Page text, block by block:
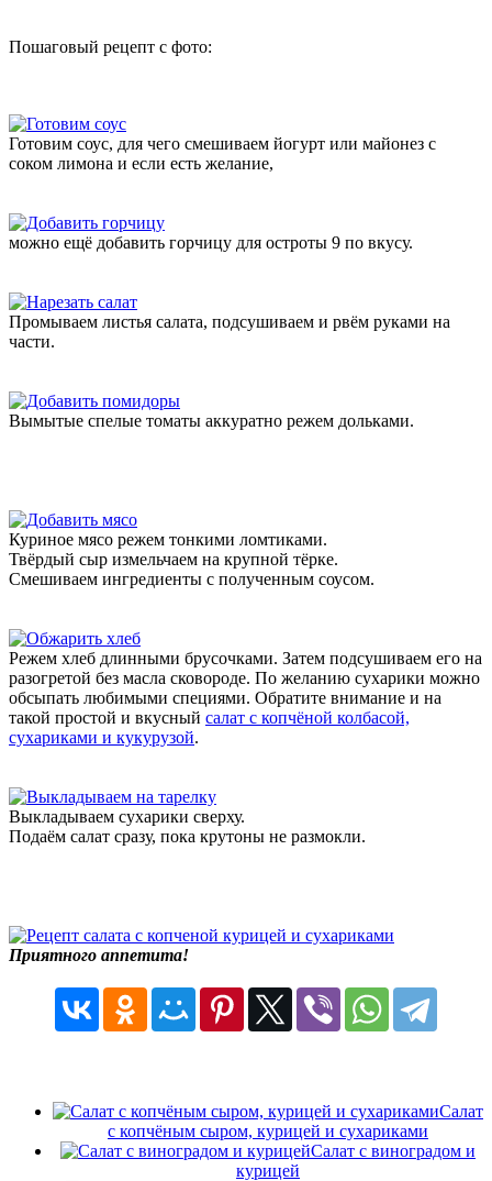
Пошаговый рецепт с фото:
Готовим соус, для чего смешиваем йогурт или майонез с
соком лимона и если есть желание,
можно ещё добавить горчицу для остроты 9 по вкусу.
Промываем листья салата, подсушиваем и рвём руками на
части.
Вымытые спелые томаты аккуратно режем дольками.
Куриное мясо режем тонкими ломтиками.
Твёрдый сыр измельчаем на крупной тёрке.
Смешиваем ингредиенты с полученным соусом.
Режем хлеб длинными брусочками. Затем подсушиваем его на
разогретой без масла сковороде. По желанию сухарики можно
обсыпать любимыми специями. Обратите внимание и на
такой простой и вкусный салат с копчёной колбасой,
сухариками и кукурузой.
Выкладываем сухарики сверху.
Подаём салат сразу, пока крутоны не размокли.
Приятного аппетита!
Салат
с копчёным сыром, курицей и сухариками
Салат с виноградом и
курицей